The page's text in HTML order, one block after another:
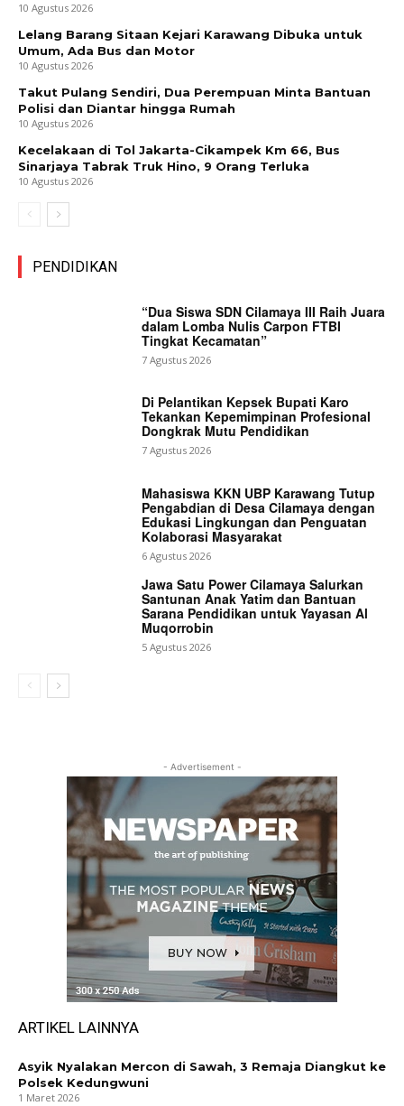
10 Agustus 2026
Lelang Barang Sitaan Kejari Karawang Dibuka untuk
Umum, Ada Bus dan Motor
10 Agustus 2026
Takut Pulang Sendiri, Dua Perempuan Minta Bantuan
Polisi dan Diantar hingga Rumah
10 Agustus 2026
Kecelakaan di Tol Jakarta-Cikampek Km 66, Bus
Sinarjaya Tabrak Truk Hino, 9 Orang Terluka
10 Agustus 2026
PENDIDIKAN
“Dua Siswa SDN Cilamaya III Raih Juara
dalam Lomba Nulis Carpon FTBI
Tingkat Kecamatan”
7 Agustus 2026
Di Pelantikan Kepsek Bupati Karo
Tekankan Kepemimpinan Profesional
Dongkrak Mutu Pendidikan
7 Agustus 2026
Mahasiswa KKN UBP Karawang Tutup
Pengabdian di Desa Cilamaya dengan
Edukasi Lingkungan dan Penguatan
Kolaborasi Masyarakat
6 Agustus 2026
Jawa Satu Power Cilamaya Salurkan
Santunan Anak Yatim dan Bantuan
Sarana Pendidikan untuk Yayasan Al
Muqorrobin
5 Agustus 2026
- Advertisement -
ARTIKEL LAINNYA
Asyik Nyalakan Mercon di Sawah, 3 Remaja Diangkut ke
Polsek Kedungwuni
1 Maret 2026